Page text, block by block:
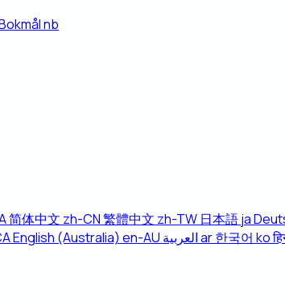
nb
简体中文 zh-CN繁體中文 zh-TW 日本語ja
English (Australia) en-AU العربيةar한국어 ko